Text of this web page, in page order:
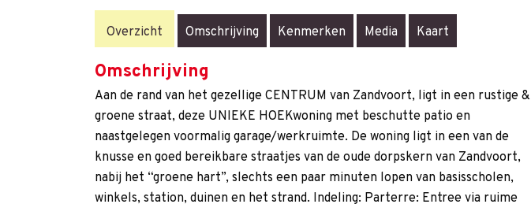
Overzicht Omschrijving Kenmerken Media Kaart
Omschrijving
Aan de rand van het gezellige CENTRUM van Zandvoort, ligt in een rustige &
groene straat, deze UNIEKE HOEKwoning met beschutte patio en
naastgelegen voormalig garage/werkruimte. De woning ligt in een van de
knusse en goed bereikbare straatjes van de oude dorpskern van Zandvoort,
nabij het “groene hart”, slechts een paar minuten lopen van basisscholen,
winkels, station, duinen en het strand. Indeling: Parterre: Entree via ruime